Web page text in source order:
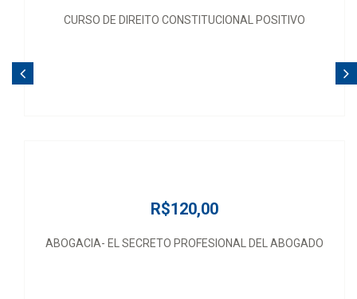
CURSO DE DIREITO CONSTITUCIONAL POSITIVO
R$120,00
ABOGACIA- EL SECRETO PROFESIONAL DEL ABOGADO